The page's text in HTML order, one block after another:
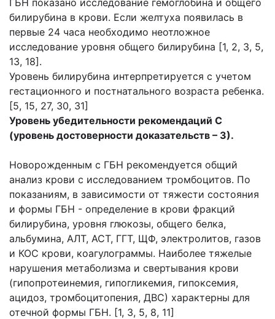
ГБН показано исследование гемоглобина и общего
билирубина в крови. Если желтуха появилась в
первые 24 часа необходимо неотложное
исследование уровня общего билирубина [1, 2, 3, 5,
13, 18].
Уровень билирубина интерпретируется с учетом
гестационного и постнатального возраста ребенка.
[5, 15, 27, 30, 31]
Уровень убедительности рекомендаций С
(уровень достоверности доказательств – 3).
Новорожденным с ГБН рекомендуется общий
анализ крови с исследованием тромбоцитов. По
показаниям, в зависимости от тяжести состояния
и формы ГБН - определение в крови фракций
билирубина, уровня глюкозы, общего белка,
альбумина, АЛТ, АСТ, ГГТ, ЩФ, электролитов, газов
и КОС крови, коагулограммы. Наиболее тяжелые
нарушения метаболизма и свертывания крови
(гипопротеинемия, гипогликемия, гипоксемия,
ацидоз, тромбоцитопения, ДВС) характерны для
отечной формы ГБН. [1, 3, 5, 8, 11]